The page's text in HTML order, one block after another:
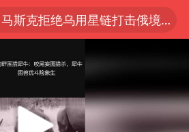
马斯克拒绝乌用星链打击俄境内目标
富婆带资进组给自己硬加60多场吻戏
黄金创今年来最大单周涨幅